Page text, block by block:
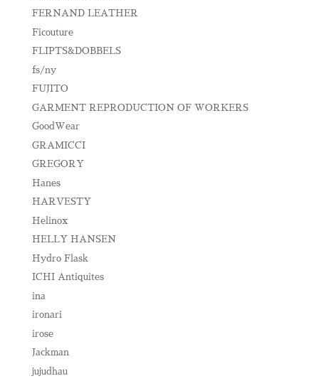
FERNAND LEATHER
Ficouture
FLIPTS&DOBBELS
fs/ny
FUJITO
GARMENT REPRODUCTION OF WORKERS
GoodWear
GRAMICCI
GREGORY
Hanes
HARVESTY
Helinox
HELLY HANSEN
Hydro Flask
ICHI Antiquites
ina
ironari
irose
Jackman
jujudhau